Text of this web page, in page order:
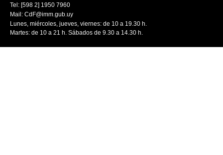
Tel: [598 2] 1950 7960
Mail: CdF@imm.gub.uy
Lunes, miércoles, jueves, viernes: de 10 a 19.30 h.
Martes: de 10 a 21 h. Sábados de 9.30 a 14.30 h.